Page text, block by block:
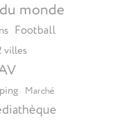
monde
Football
villes
Marché